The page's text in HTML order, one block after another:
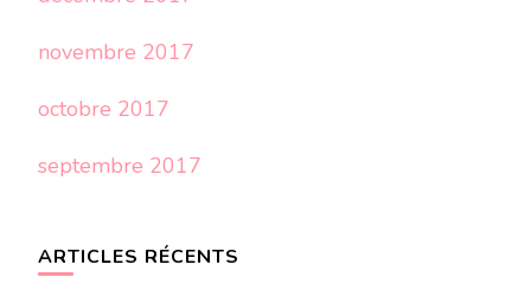
novembre 2017
octobre 2017
septembre 2017
ARTICLES RÉCENTS